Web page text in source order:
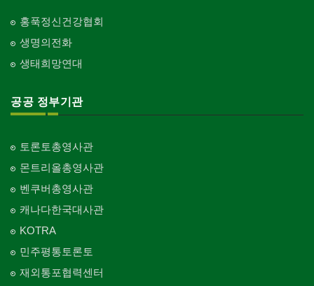
홍푹정신건강협회
생명의전화
생태희망연대
공공 정부기관
토론토총영사관
몬트리올총영사관
벤쿠버총영사관
캐나다한국대사관
KOTRA
민주평통토론토
재외통포협력센터